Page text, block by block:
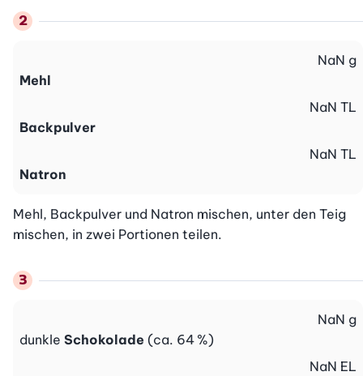
Mehl
NaN g
Backpulver
NaN TL
Natron
NaN TL
Mehl, Backpulver und Natron mischen, unter den Teig
mischen, in zwei Portionen teilen.
dunkle Schokolade (ca. 64 %)
NaN g
NaN EL